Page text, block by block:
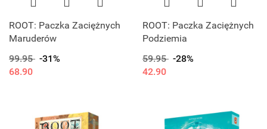
ROOT: Paczka Zaciężnych
Maruderów
99.95 -31%
68.90
ROOT: Paczka Zaciężnych
Podziemia
59.95 -28%
42.90